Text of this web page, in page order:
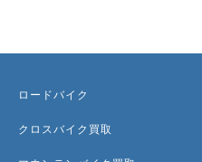
ロードバイク
クロスバイク買取